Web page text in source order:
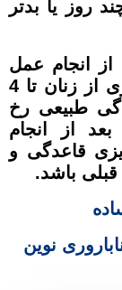
یا بدتر
انجام عمل
جراحی، طبیعی است. در بسیاری از زنان تا 4
طبیعی رخ
از انجام
قاعدگی و
باشد.
نوین